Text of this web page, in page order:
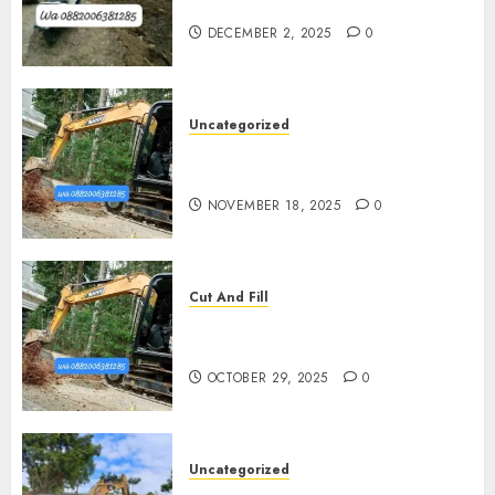
DECEMBER 2, 2025 0
Uncategorized
NOVEMBER 18, 2025 0
Cut And Fill
OCTOBER 29, 2025 0
Uncategorized